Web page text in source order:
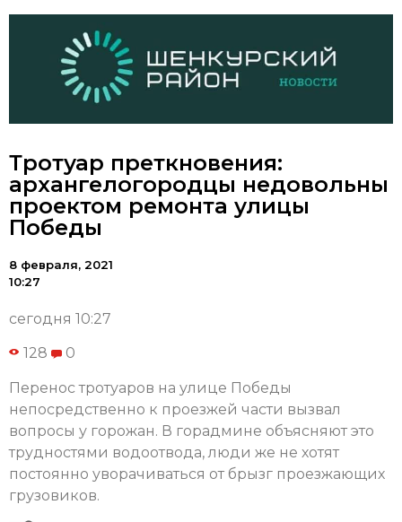
Тротуар преткновения:
архангелогородцы недовольны
проектом ремонта улицы
Победы
8 февраля, 2021
10:27
сегодня 10:27
128 0
Перенос тротуаров на улице Победы
непосредственно к проезжей части вызвал
вопросы у горожан. В горадмине объясняют это
трудностями водоотвода, люди же не хотят
постоянно уворачиваться от брызг проезжающих
грузовиков.